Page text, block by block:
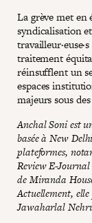
La grève met en
syndicalisation
traitement
réinsufflent un
espaces
majeurs sous
Anchal Soni est
basée à New
plateformes,
Review E-
de Miranda
Actuellement,
Jawaharlal